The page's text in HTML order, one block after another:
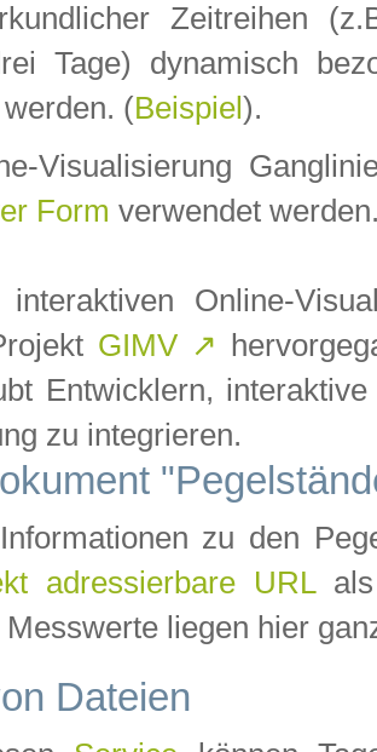
Zeitreihen
Tage) dynamisch
(Beispiel ).
Visualisierung
Form verwendet
Online-
GIMV ↗
Entwicklern,
zu integrieren.
zu den
adressierbare URLals
Messwerte liegen hier
Dateien